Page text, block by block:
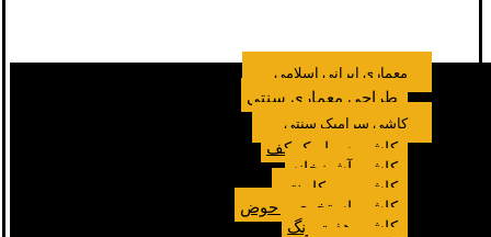
معماری ایرانی اسلامی
طراحی معماری سنتی
کاشی سرامیک سنتی
کاشی سرامیک کف
کاشی آشپزخانه
کاشی بین کابینتی
کاشی استخری و حوض
کاشی هفت رنگ